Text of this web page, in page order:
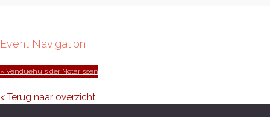
Event Navigation
« Venduehuis der Notarissen
< Terug naar overzicht